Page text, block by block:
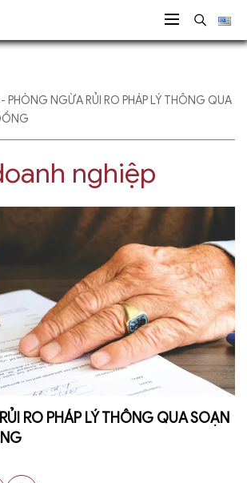
- PHÒNG NGỪA RỦI RO PHÁP LÝ THÔNG QUA
nghiệp
RO PHÁP LÝ THÔNG QUA SOẠN